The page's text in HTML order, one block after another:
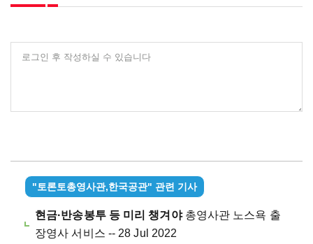
로그인 후 작성하실 수 있습니다
"토론토총영사관,한국공관" 관련 기사
현금·반송봉투 등 미리 챙겨야총영사관 노스욕 출
장영사 서비스 -- 28 Jul 2022